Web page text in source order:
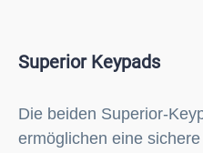
Superior Keypads
Die beiden Superior-
ermöglichen eine